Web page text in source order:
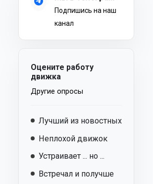
Подпишись на наш
канал
Оцените работу
движка
Другие опросы
Лучший из новостных
Неплохой движок
Устраивает ... но ...
Встречал и получше